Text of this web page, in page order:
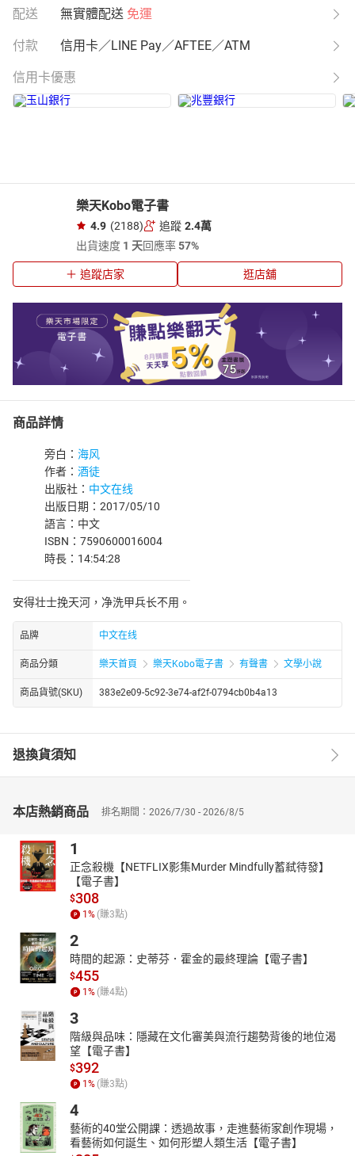
配送 無實體配送 免運
付款 信用卡／LINE Pay／AFTEE／ATM
信用卡優惠
樂天Kobo電子書
4.9 (2188) 追蹤 2.4萬
出貨速度 1 天回應率57%
追蹤店家 逛店舖
商品詳情
旁白： 海风
作者： 酒徒
出版社： 中文在线
出版日期：2017/05/10
語言：中文
ISBN：7590600016004
時長：14:54:28
安得壮士挽天河，净洗甲兵长不用。
品牌 中文在线
商品分類 樂天首頁 樂天Kobo電子書 有聲書 文學小說
商品貨號(SKU) 383e2e09-5c92-3e74-af2f-0794cb0b4a13
退換貨須知
本店熱銷商品 排名期間：2026/7/30 - 2026/8/5
1
正念殺機【NETFLIX影集Murder Mindfully蓄弒待發】
【電子書】
$308
1% (賺3點)
2
時間的起源：史蒂芬．霍金的最終理論【電子書】
$455
1% (賺4點)
3
階級與品味：隱藏在文化審美與流行趨勢背後的地位渴
望【電子書】
$392
1% (賺3點)
4
藝術的40堂公開課：透過故事，走進藝術家創作現場，
看藝術如何誕生、如何形塑人類生活【電子書】